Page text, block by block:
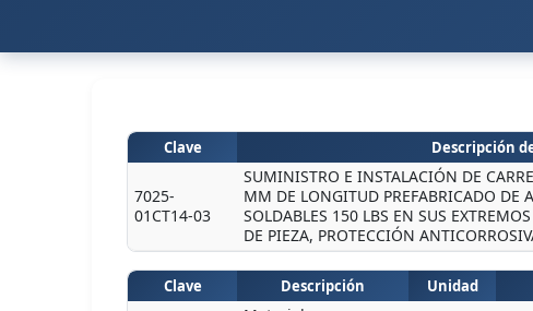
Clave Descripción
7025-
01CT14-03
SUMINISTRO E INSTALACIÓN DE
MM DE LONGITUD PREFABRICADO DE
SOLDABLES 150 LBS EN SUS
DE PIEZA, PROTECCIÓN
Clave Descripción Unidad